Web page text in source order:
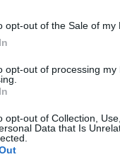
opt-out of the Sale of my
opt-out of processing
opt-out of Collection,
Data that Is
tej samej
elementów. W
GDI
w odmianie
"szóstką"
trafił bazowy silnik